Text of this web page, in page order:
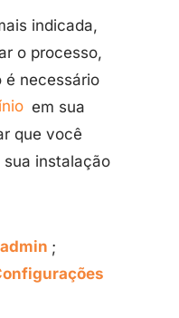
indicada,
o processo,
é necessário
em sua
que você
instalação
;